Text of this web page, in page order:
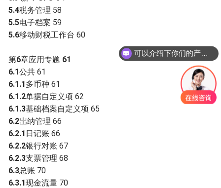
5.4税务管理 58
5.5电子档案 59
5.6移动财税工作台 60
第6章应用专题 61
6.1公共 61
6.1.1多币种 61
6.1.2单据自定义项 62
6.1.3基础档案自定义项 65
6.2岀纳管理 66
6.2.1 日记账 66
6.2.2银行对账 67
6.2.3支票管理 68
6.3总账 70
6.3.1现金流量 70
可以介绍下你们的产品么？